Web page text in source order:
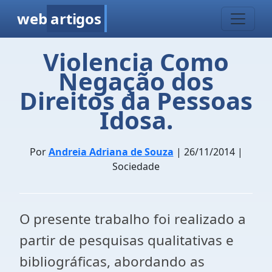
web artigos
Violencia Como
Negação dos
Direitos da Pessoas
Idosa.
PorAndreia Adriana de Souza | 26/11/2014 |
Sociedade
O presente trabalho foi realizado a
partir de pesquisas qualitativas e
bibliográficas, abordando as